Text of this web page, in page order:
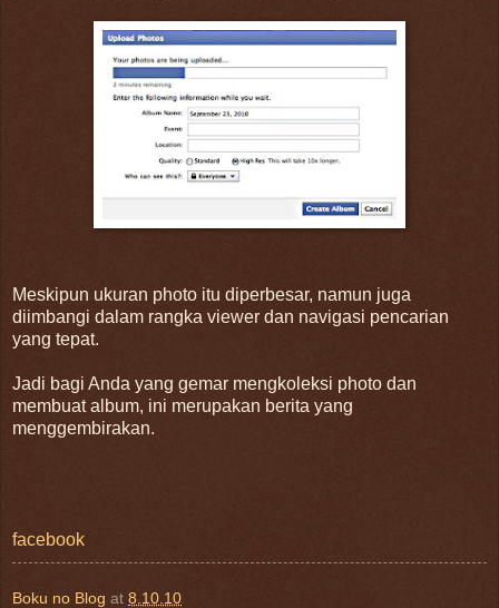
Meskipun ukuran photo itu diperbesar, namun juga
diimbangi dalam rangka viewer dan navigasi pencarian
yang tepat.
Jadi bagi Anda yang gemar mengkoleksi photo dan
membuat album, ini merupakan berita yang
menggembirakan.
facebook
Boku no Blog at 8.10.10